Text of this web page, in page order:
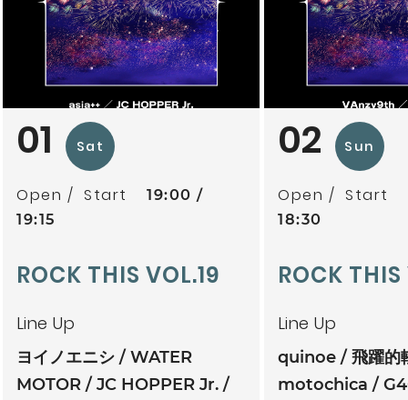
01 Sat
Open Start
19:00
19:15
ROCK THIS VOL.19
Line Up
ヨイノエニシ
WATER
MOTOR
JC HOPPER Jr.
02 Sun
Open Start
18:30
ROCK
Line Up
quinoe
飛躍的
motochica